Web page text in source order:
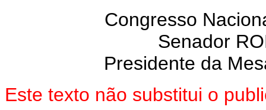
Congresso
Senador
Presidente da
Este texto não substitui o